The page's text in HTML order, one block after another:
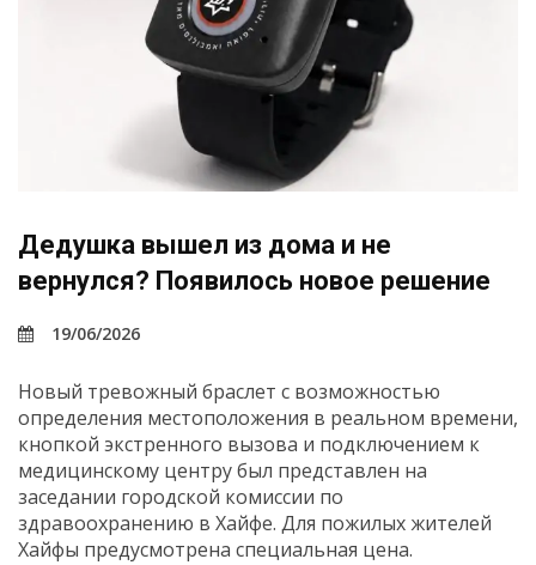
Дедушка вышел из дома и не
вернулся? Появилось новое решение
19/06/2026
Новый тревожный браслет с возможностью
определения местоположения в реальном времени,
кнопкой экстренного вызова и подключением к
медицинскому центру был представлен на
заседании городской комиссии по
здравоохранению в Хайфе. Для пожилых жителей
Хайфы предусмотрена специальная цена.